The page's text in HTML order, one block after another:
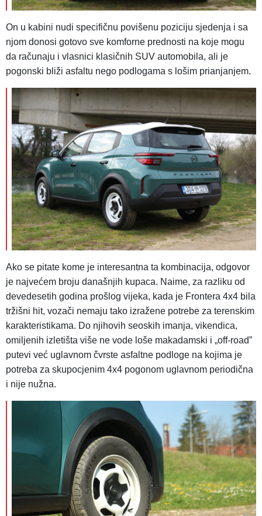
On u kabini nudi specifičnu povišenu poziciju sjedenja i sa
njom donosi gotovo sve komforne prednosti na koje mogu
da računaju i vlasnici klasičnih SUV automobila, ali je
pogonski bliži asfaltu nego podlogama s lošim prianjanjem.
Ako se pitate kome je interesantna ta kombinacija, odgovor
je najvećem broju današnjih kupaca. Naime, za razliku od
devedesetih godina prošlog vijeka, kada je Frontera 4x4 bila
tržišni hit, vozači nemaju tako izražene potrebe za terenskim
karakteristikama. Do njihovih seoskih imanja, vikendica,
omiljenih izletišta više ne vode loše makadamski i „off-road”
putevi već uglavnom čvrste asfaltne podloge na kojima je
potreba za skupocjenim 4x4 pogonom uglavnom periodična
i nije nužna.